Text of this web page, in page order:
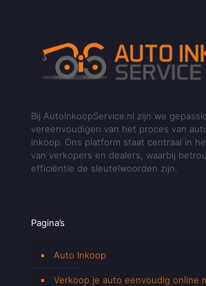
Bij AutoInkoopService.nl zijn we
vereenvoudigen van het proces van
inkoop. Ons platform staat centraal in
van verkopers en dealers, waarbij
efficiëntie de sleutelwoorden zijn.
Pagina’s
Auto Inkoop
Verkoop je auto eenvoudig online